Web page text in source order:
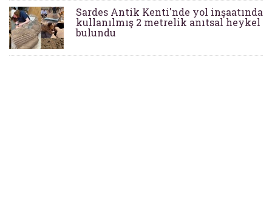
Sardes Antik Kenti'nde yol inşaatında
kullanılmış 2 metrelik anıtsal heykel
bulundu